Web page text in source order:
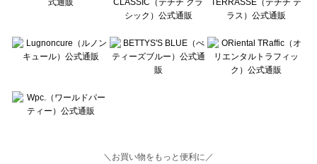
＼お買い物をもっと便利に／